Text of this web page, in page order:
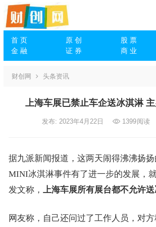
首 页 原 创 股 票
金 融
证 券 商 业
财创网 头条资讯
上海车展已禁止车企送冰淇淋
发布: 2023年4月22日 1399阅读
据九派新闻报道，这两天闹得沸沸扬
MINI冰淇淋事件有了进一步的发展，
发文称， 上海车展所有展台都不允许
网友称，自己还问过了工作人员，对